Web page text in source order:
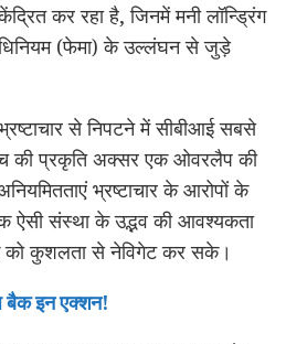
कर रहा है, जिनमें मनी लॉन्ड्रिंग
(फेमा) के उल्लंघन से जुड़े
से निपटने में सीबीआई सबसे
की प्रकृति अक्सर एक ओवरलैप की
भ्रष्टाचार के आरोपों के
ऐसी संस्था के उद्भव की आवश्यकता
को कुशलता से नेविगेट कर सके।
बैक इन एक्शन!